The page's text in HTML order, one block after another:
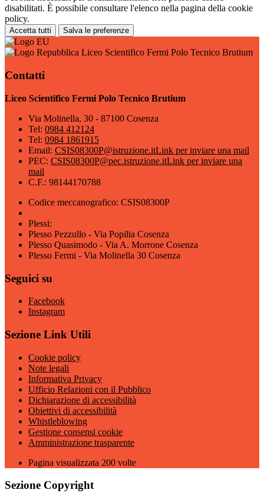
disabilitati. È possibile consultare l'elenco nella pagina della cookie
policy.
Accetta tutti Salva le preferenze
Liceo Scientifico Fermi Polo Tecnico Brutium
Contatti
Liceo Scientifico Fermi Polo Tecnico Brutium
Via Molinella, 30 - 87100 Cosenza
Tel: 0984 412124
Tel: 0984 1861915
Email: CSIS08300P@istruzione.itLink per inviare una mail
PEC: CSIS08300P@pec.istruzione.itLink per inviare una
mail
C.F.: 98144170788
Codice meccanografico: CSIS08300P
Plessi:
Plesso Pezzullo - Via Popilia Cosenza
Plesso Quasimodo - Via A. Morrone Cosenza
Plesso Fermi - Via Molinella 30 Cosenza
Seguici su
Facebook
Instagram
Sezione Link Utili
Cookie policy
Note legali
Informativa Privacy
Ufficio Relazioni con il Pubblico
Dichiarazione di accessibilità
Obiettivi di accessibilità
Whistleblowing
Gestione consensi cookie
Amministrazione trasparente
Pagina visualizzata 200 volte
Sezione Copyright